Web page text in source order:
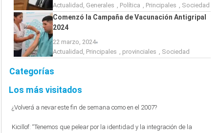
Actualidad , Generales , Política , Principales , Sociedad
Comenzó la Campaña de Vacunación Antigripal
2024
22 marzo, 2024
Actualidad , Principales , provinciales , Sociedad
Categorías
Los más visitados
¿Volverá a nevar este fin de semana como en el 2007?
Kicillof: “Tenemos que pelear por la identidad y la integración de la